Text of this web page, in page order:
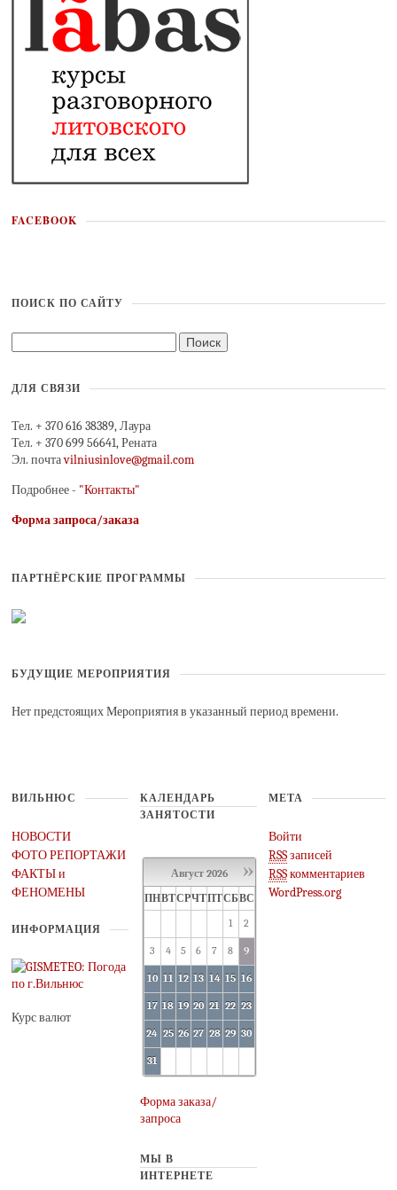
FACEBOOK
ПОИСК ПО САЙТУ
ДЛЯ СВЯЗИ
Тел. + 370 616 38389, Лаура
Тел. + 370 699 56641, Рената
Эл. почтаvilniusinlove@gmail.com
Подробнее - "Контакты"
Форма запроса/заказа
ПАРТНЁРСКИЕ ПРОГРАММЫ
БУДУЩИЕ МЕРОПРИЯТИЯ
Нет предстоящих Мероприятия в указанный период времени.
ВИЛЬНЮС
НОВОСТИ
ФОТО РЕПОРТАЖИ
ФАКТЫ и
ФЕНОМЕНЫ
ИНФОРМАЦИЯ
Курс валют
КАЛЕНДАРЬ
ЗАНЯТОСТИ
»
Август 2026
ПНВТСРЧТПТСБВС
1
2
3 4 5 6 7 8 9
10 11 12 13 14 15 16
17 18 19 20 21 22 23
24 25 26 27 28 29 30
31
Форма заказа/
запроса
МЫ В
ИНТЕРНЕТЕ
МЕТА
Войти
RSSзаписей
RSSкомментариев
WordPress.org